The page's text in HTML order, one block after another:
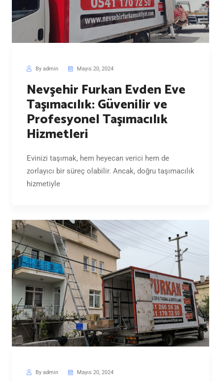
By admin Mayıs 20, 2024
Nevşehir Furkan Evden Eve
Taşımacılık: Güvenilir ve
Profesyonel Taşımacılık
Hizmetleri
Evinizi taşımak, hem heyecan verici hem de
zorlayıcı bir süreç olabilir. Ancak, doğru taşımacılık
hizmetiyle
By admin Mayıs 20, 2024